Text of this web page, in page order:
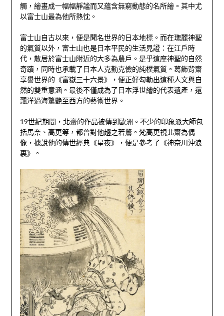
觸，繪畫成一幅幅靜謐而又蘊含無窮動態的名所繪。其中尤
以富士山最為他所熱忱。
富士山自古以來，便是聞名世界的日本地標。而在瑰麗神聖
的氣質以外，富士山也是日本平民的生活見證：在江戶時
代，散居於富士山附近的大多為農戶。是乎這座神聖的自然
奇蹟，同時也承載了日本人克勤克儉的純樸氣質。葛飾背齋
享譽世界的《富嶽三十六景》，便正好勾勒出這種人文與自
然的雙重意涵。最後不僅成為了日本浮世繪的代表遺產，還
飄洋過海驚艷至西方的藝術世界。
19世紀期間，北齋的作品被傳到歐洲。不少的印象派大師包
括馬奈、高更等，都曾對他趨之若鶩。梵高更視北齋為偶
像，據說他的傳世經典《星夜》，便是參考了《神奈川沖浪
裏》。